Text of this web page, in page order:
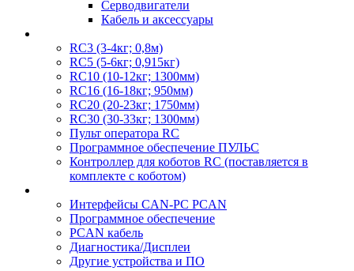
Серводвигатели
Кабель и аксессуары
RC3 (3-4кг; 0,8м)
RC5 (5-6кг; 0,915кг)
RC10 (10-12кг; 1300мм)
RC16 (16-18кг; 950мм)
RC20 (20-23кг; 1750мм)
RC30 (30-33кг; 1300мм)
Пульт оператора RC
Программное обеспечение ПУЛЬС
Контроллер для коботов RC (поставляется в
комплекте с коботом)
Интерфейсы CAN-PC PCAN
Программное обеспечение
PCAN кабель
Диагностика/Дисплеи
Другие устройства и ПО